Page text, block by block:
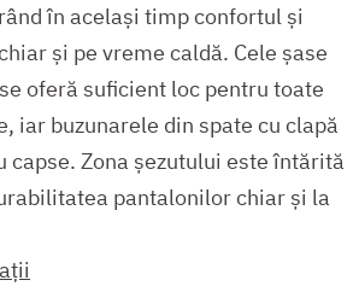
în același timp confortul și
și pe vreme caldă. Cele șase
oferă suficient loc pentru toate
iar buzunarele din spate cu clapă
capse. Zona șezutului este întărită
pantalonilor chiar și la